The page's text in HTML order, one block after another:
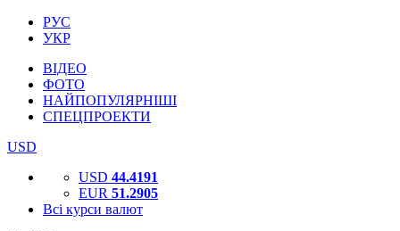
РУС
УКР
ВІДЕО
ФОТО
НАЙПОПУЛЯРНІШІ
СПЕЦПРОЕКТИ
USD
USD 44.4191
EUR 51.2905
Всі курси валют